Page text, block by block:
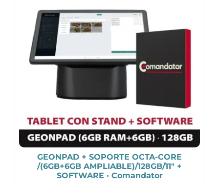
GEONPAD + SOPORTE OCTA-CORE
/(6GB+6GB AMPLIABLE)/128GB/11″ +
SOFTWARE · Comandator